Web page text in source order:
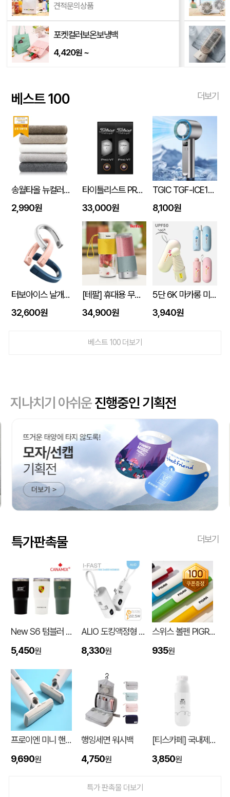
6,550원~
소싱 미니타워 탁상용 선풍기
18,400원~
베스트 100 더보기
송월타올 뉴컬러무지 150g (30수/40*80cm)
2,990원
타이틀리스트 PRO V1 6구세트 (45X95X135mm)
33,000원
TGIC TGF-ICE1800 휴대용 냉각 선풍기
8,100원
터보아이스 날개없는 넥쿨러 4000mAh
32,600원
[테팔] 휴대용 무선 믹서기 라이트믹스 (노랑/민트) 색상선택
34,900원
5단 6K 마카롱 미니 UV 양우산
3,940원
베스트 100 더보기
지나치기 아쉬운진행중인 기획전
특가판촉물 더보기
New S6 텀블러 600ml
5,450원
ALIO 도킹액정형 고속충전PD22.5W 아이패스트 보조배터리 5000mAh
8,330원
스위스 볼펜 PIGRA P03 피그라 볼펜
935원
프로이엔 미니 핸디 클리너
9,690원
행잉세면 워시백
4,750원
[티스카페] 국내제작 3단 밀크 보틀 화이트 (PP) 500ml
3,850원
특가 판촉물 더보기
신OO 대형 타포린가방 긴 손잡이 숄더가능(11color) (420x400x250mm) 08-06
김OO 버브 3LU-01 파우치 6K 암막코팅 미니 양우산